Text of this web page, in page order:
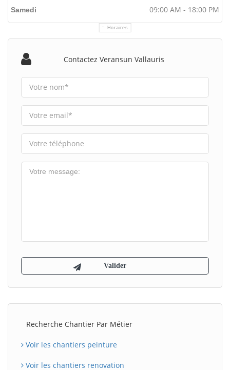
Horaires
Samedi 09:00 AM - 18:00 PM
Contactez Veransun Vallauris
Recherche Chantier Par Métier
Voir les chantiers peinture
Voir les chantiers renovation